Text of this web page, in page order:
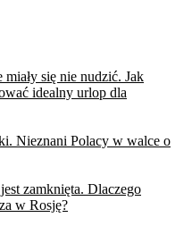
się nie nudzić. Jak
idealny urlop dla
Nieznani Polacy w walce o
zamknięta. Dlaczego
w Rosję?